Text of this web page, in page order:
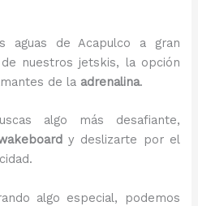
aguas de Acapulco a gran
nuestros jetskis, la opción
de la adrenalina.
algo más desafiante,
y deslizarte por el
algo especial, podemos